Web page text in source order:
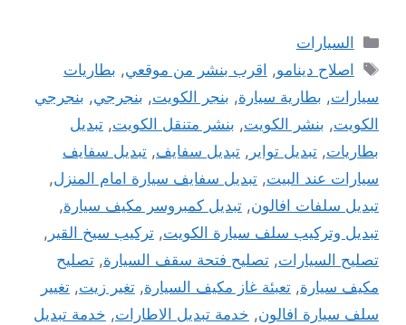
التصنيفات
السيارات
الوسوم
اصلاح دينامو, اقرب بنشر من موقعي, بطاريات
سيارات, بطارية سيارة, بنجر الكويت, بنجرجي, بنجرجي
الكويت, بنشر الكويت, بنشر متنقل الكويت, تبديل
بطاريات, تبديل تواير , تبديل سفايف, تبديل سفايف
سيارات عند البيت, تبديل سفايف سيارة امام المنزل,
تبديل سلفات افالون, تبديل كمبروسر مكيف سيارة,
تبديل وتركيب سلف سيارة الكويت, تركيب سيخ القير ,
تصليح السيارات, تصليح فتحة سقف السيارة, تصليح
مكيف سيارة, تعبئة غاز مكيف السيارة, تغير زيت, تغيير
سلف سيارة افالون, خدمة تبديل الاطارات, خدمة تبديل